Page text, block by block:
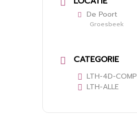
De Poort
Groesbeek
CATEGORIE
LTH-4D-COMP
LTH-ALLE